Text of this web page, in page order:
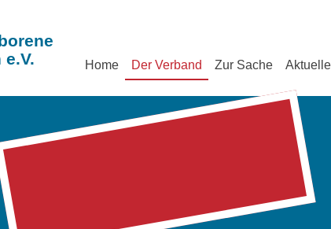
Home Der Verband Zur Sache